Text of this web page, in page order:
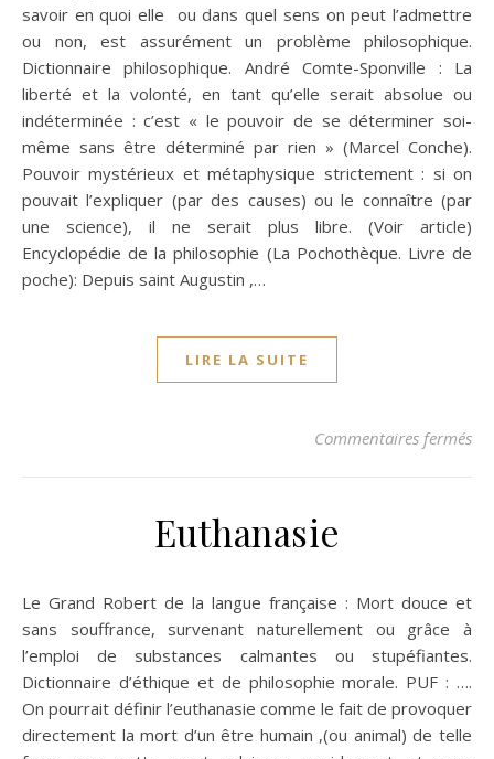
savoir en quoi elle ou dans quel sens on peut l’admettre
ou non, est assurément un problème philosophique.
Dictionnaire philosophique. André Comte-Sponville : La
liberté et la volonté, en tant qu’elle serait absolue ou
indéterminée : c’est « le pouvoir de se déterminer soi-
même sans être déterminé par rien » (Marcel Conche).
Pouvoir mystérieux et métaphysique strictement : si on
pouvait l’expliquer (par des causes) ou le connaître (par
une science), il ne serait plus libre. (Voir article)
Encyclopédie de la philosophie (La Pochothèque. Livre de
poche): Depuis saint Augustin ,…
LIRE LA SUITE
Commentaires fermés
Euthanasie
Le Grand Robert de la langue française : Mort douce et
sans souffrance, survenant naturellement ou grâce à
l’emploi de substances calmantes ou stupéfiantes.
Dictionnaire d’éthique et de philosophie morale. PUF : ….
On pourrait définir l’euthanasie comme le fait de provoquer
directement la mort d’un être humain ,(ou animal) de telle